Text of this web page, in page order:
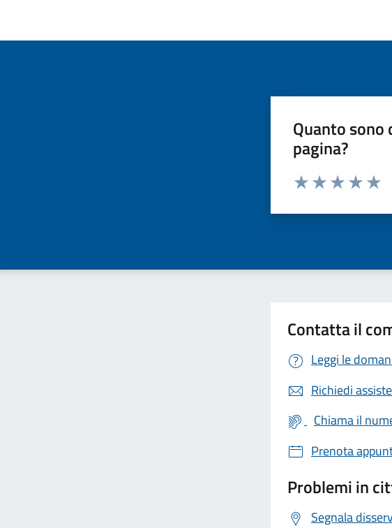
Quanto sono
pagina?
Valuta da 1 a 5 stelle la
Contatta il
Leggi le
Richiedi
Chiama il
Prenota
Problemi in
Segnala